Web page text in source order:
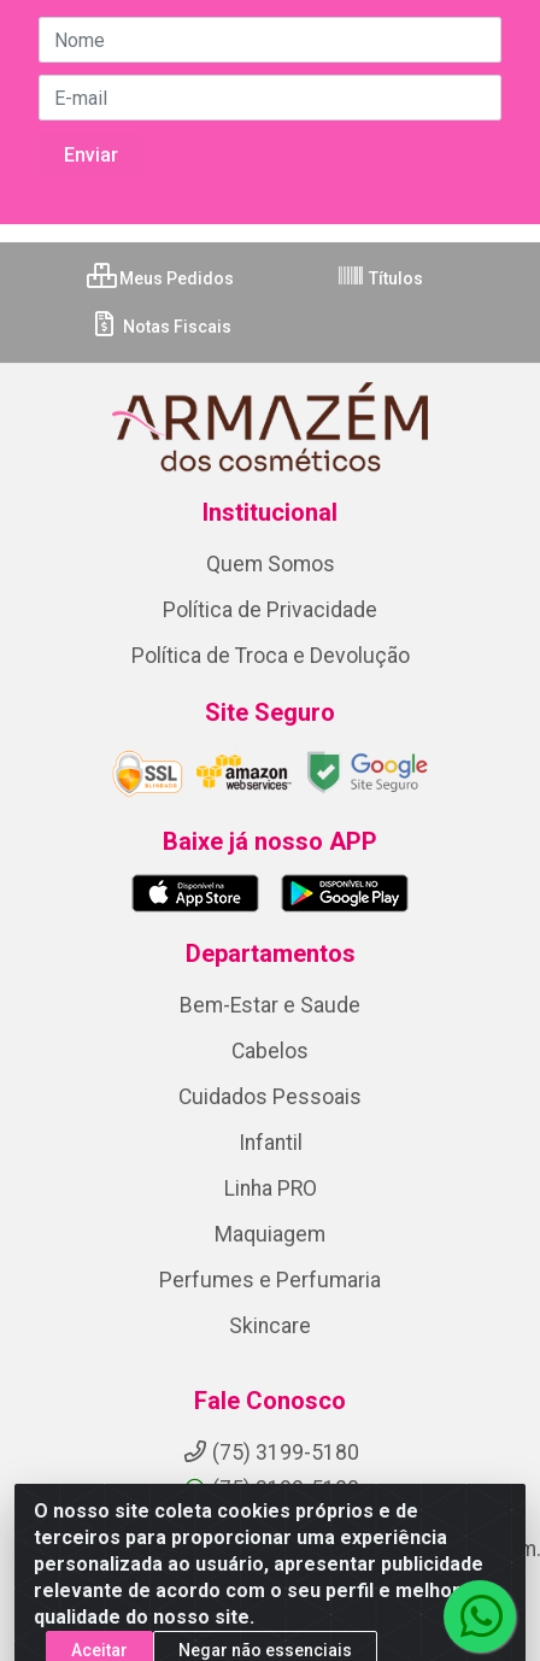
O nosso site coleta cookies próprios e de
terceiros para proporcionar uma experiência
personalizada ao usuário, apresentar publicidade
relevante de acordo com o seu perfil e melhorar a
qualidade do nosso site.
Aceitar Negar não essenciais
Meus Pedidos Títulos
Notas Fiscais
Institucional
Quem Somos
Política de Privacidade
Política de Troca e Devolução
Site Seguro
Baixe já nosso APP
Departamentos
Bem-Estar e Saude
Cabelos
Cuidados Pessoais
Infantil
Linha PRO
Maquiagem
Perfumes e Perfumaria
Skincare
Fale Conosco
(75) 3199-5180
(75) 3199-5180
Instagram
Formas de Pagamento